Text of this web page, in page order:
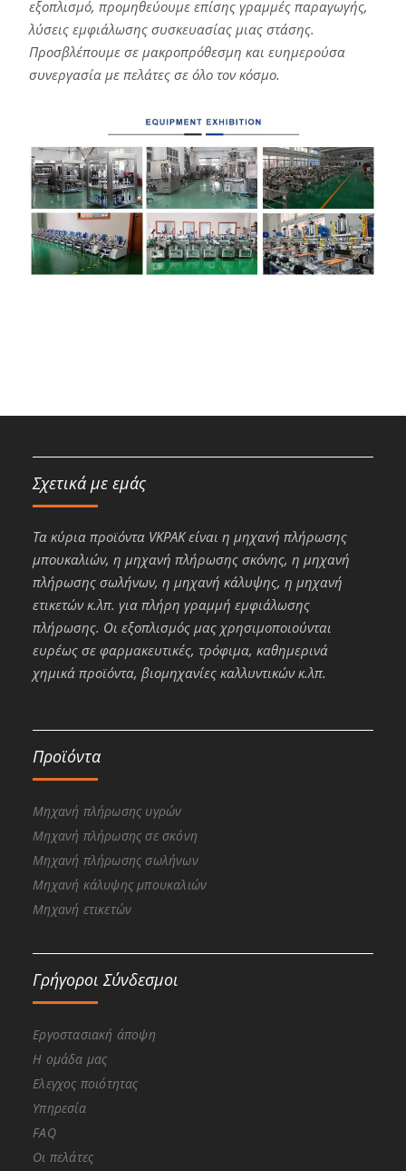
εξοπλισμό, προμηθεύουμε επίσης γραμμές παραγωγής,
λύσεις εμφιάλωσης συσκευασίας μιας στάσης.
Προσβλέπουμε σε μακροπρόθεσμη και ευημερούσα
συνεργασία με πελάτες σε όλο τον κόσμο.
Σχετικά με εμάς
Τα κύρια προϊόντα VKPAK είναι η μηχανή πλήρωσης
μπουκαλιών, η μηχανή πλήρωσης σκόνης, η μηχανή
πλήρωσης σωλήνων, η μηχανή κάλυψης, η μηχανή
ετικετών κ.λπ. για πλήρη γραμμή εμφιάλωσης
πλήρωσης. Οι εξοπλισμός μας χρησιμοποιούνται
ευρέως σε φαρμακευτικές, τρόφιμα, καθημερινά
χημικά προϊόντα, βιομηχανίες καλλυντικών κ.λπ.
Προϊόντα
Μηχανή πλήρωσης υγρών
Μηχανή πλήρωσης σε σκόνη
Μηχανή πλήρωσης σωλήνων
Μηχανή κάλυψης μπουκαλιών
Μηχανή ετικετών
Γρήγοροι Σύνδεσμοι
Εργοστασιακή άποψη
Η ομάδα μας
Ελεγχος ποιότητας
Υπηρεσία
FAQ
Οι πελάτες